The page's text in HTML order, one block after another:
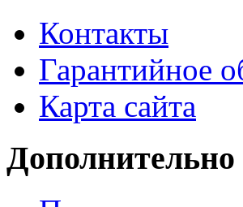
Контакты
Гарантийное
Карта сайта
Дополнительно